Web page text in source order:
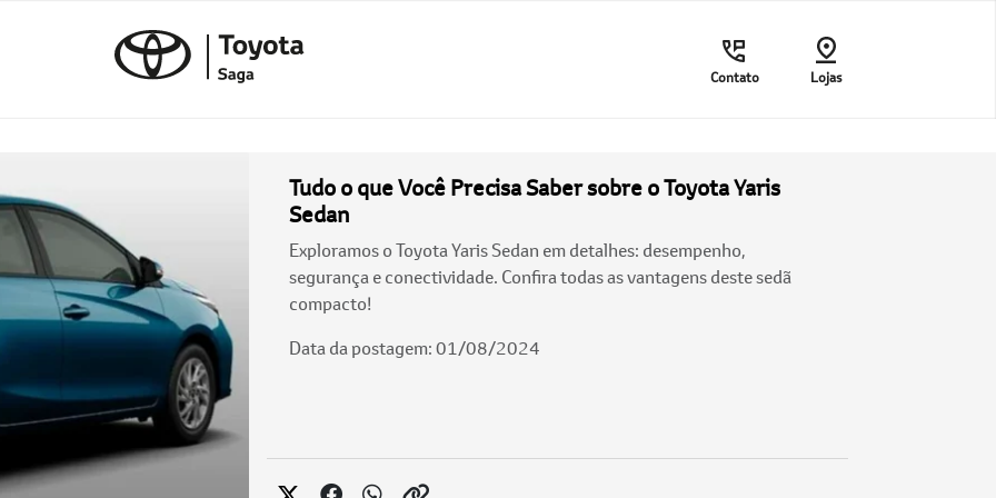
Contato Lojas
Tudo o que Você Precisa Saber sobre o Toyota Yaris
Sedan
Exploramos o Toyota Yaris Sedan em detalhes: desempenho,
segurança e conectividade. Confira todas as vantagens deste sedã
compacto!
Data da postagem: 01/08/2024